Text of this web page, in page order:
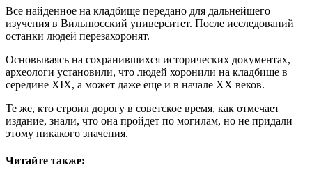
Все найденное на кладбище передано для дальнейшего
изучения в Вильнюсский университет. После исследований
останки людей перезахоронят.
Основываясь на сохранившихся исторических документах,
археологи установили, что людей хоронили на кладбище в
середине XIX, а может даже еще и в начале XX веков.
Те же, кто строил дорогу в советское время, как отмечает
издание, знали, что она пройдет по могилам, но не придали
этому никакого значения.
Читайте также: